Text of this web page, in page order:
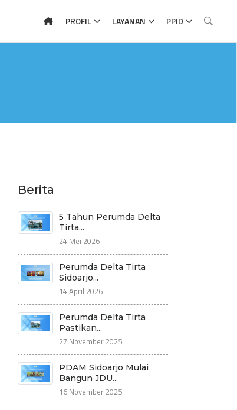
PROFIL LAYANAN PPID
Berita
‎5 Tahun Perumda Delta
Tirta...
24 Mei 2026
Perumda Delta Tirta
Sidoarjo...
14 April 2026
Perumda Delta Tirta
Pastikan...
27 November 2025
PDAM Sidoarjo Mulai
Bangun JDU...
16 November 2025